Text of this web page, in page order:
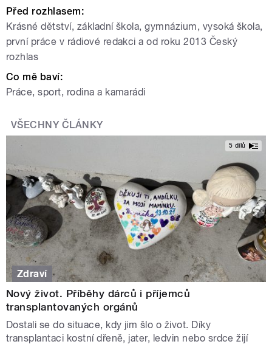
Před rozhlasem:
Krásné dětství, základní škola, gymnázium, vysoká škola,
první práce v rádiové redakci a od roku 2013 Český
rozhlas
Co mě baví:
Práce, sport, rodina a kamarádi
VŠECHNY ČLÁNKY
5 dílů
Zdraví
Nový život. Příběhy dárců i příjemců
transplantovaných orgánů
Dostali se do situace, kdy jim šlo o život. Díky
transplantaci kostní dřeně, jater, ledvin nebo srdce žijí